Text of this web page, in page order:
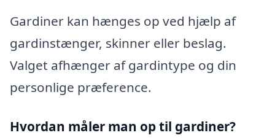
Gardiner kan hænges op ved hjælp af
gardinstænger, skinner eller beslag.
Valget afhænger af gardintype og din
personlige præference.
Hvordan måler man op til gardiner?